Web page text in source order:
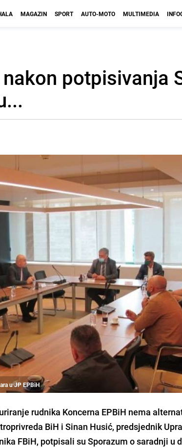
MAGAZIN SPORT AUTO-MOTO MULTIMEDIA
potpisivanja
u JP EPBiH
rudnika Koncerna EPBiH nema
BiH iSinan Husić, predsjednik
FBiH, potpisali su Sporazum o saradnji u